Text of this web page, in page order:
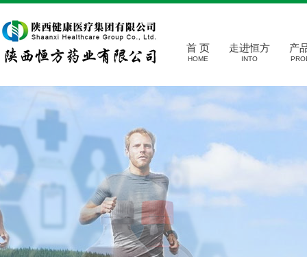
首 页
HOME
走进恒方
INTO
产